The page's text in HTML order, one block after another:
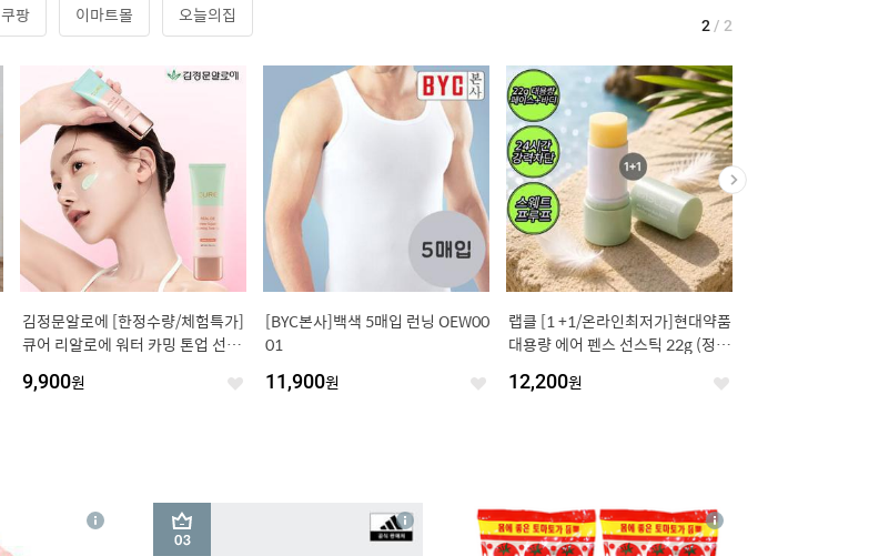
쿠팡 이마트몰 오늘의집
김정문알로에 [한정수량/체험특가]
큐어 리알로에 워터 카밍 톤업 선크
9,900원 좋
[BYC본사]백색 5매입 런닝 OEW00
01
11,900원 좋
랩클 [1 +1/온라인최저가]현대약품
대용량 에어 펜스 선스틱 22g (정가
12,200원 좋
2 / 2
상
3
상
세
4
상
세